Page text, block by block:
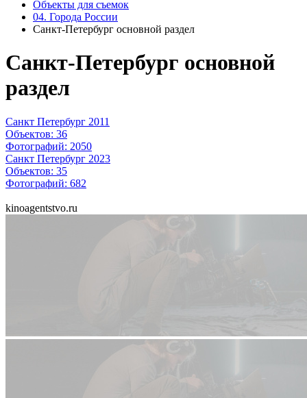
Объекты для съемок
04. Города России
Санкт-Петербург основной раздел
Санкт-Петербург основной
раздел
Санкт Петербург 2011
Объектов: 36
Фотографий: 2050
Санкт Петербург 2023
Объектов: 35
Фотографий: 682
kinoagentstvo.ru